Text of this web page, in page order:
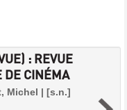
: REVUE
DE CINÉMA
Michel | [s.n.]